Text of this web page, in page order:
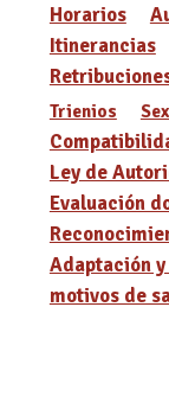
Horarios
Itinerancias
Trienios
Ley de
Evaluación
Adaptación
motivos de